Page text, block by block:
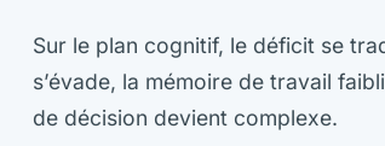
Sur le plan cognitif, le déficit se
s’évade, la mémoire de travail
de décision devient complexe.